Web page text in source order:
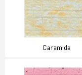
Caramida